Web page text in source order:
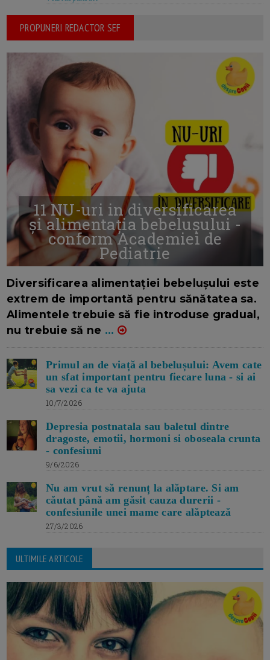
PROPUNERI REDACTOR SEF
11 NU-uri in diversificarea
și alimentația bebelușului -
conform Academiei de
Pediatrie
Diversificarea alimentației bebelușului este
extrem de importantă pentru sănătatea sa.
Alimentele trebuie să fie introduse gradual,
nu trebuie să ne ...
Primul an de viață al bebelușului: Avem cate
un sfat important pentru fiecare luna - si ai
sa vezi ca te va ajuta
10/7/2026
Depresia postnatala sau baletul dintre
dragoste, emotii, hormoni si oboseala crunta
- confesiuni
9/6/2026
Nu am vrut să renunț la alăptare. Si am
căutat până am găsit cauza durerii -
confesiunile unei mame care alăptează
27/3/2026
ULTIMILE ARTICOLE